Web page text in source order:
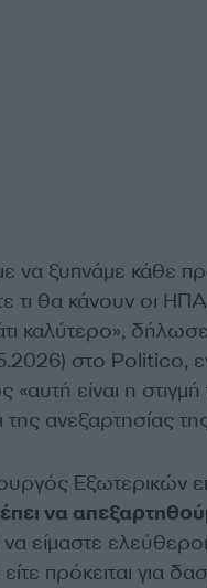
να ξυπνάμε κάθε
τι θα κάνουν οι
καλύτερο»,
στο Politico,
είναι η στιγμή
της ανεξαρτησίας
Εξωτερικών
να
είμαστε
πρόκειται για